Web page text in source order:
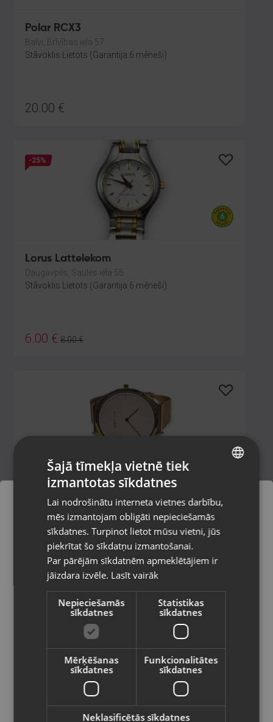
Polar RCX3
Balvi, Brīvības iela 57
Stāvoklis Lietots (Garantija 6 mēneši)
20.00 €
-25%
Lorus Lattelekom
Daugavpils, Saules iela 55
Stāvoklis Lietots (Garantija 6 mēneši)
6.00 € 8.00€
Bering 17039-334
Liepāja, Lielā iela 4
Stāvoklis Lietots (Garantija 6 mēneši)
45.00€
Certina C001617A
Pasūtījumi tiks piegādāti uz
izvēlēto valsti
Vietnes saturs būs attēlots izvēlētajā
valodā
Valsts
Latviešu / Latvian
RUSSIAN
Šajā tīmekļa vietnē tiek
izmantotas sīkdatnes
Lai nodrošinātu interneta vietnes darbību,
mēs izmantojam obligāti nepieciešamās
sīkdatnes. Turpinot lietot mūsu vietni, jūs
piekrītat šo sīkdatņu izmantošanai.
Par pārējām sīkdatnēm apmeklētājiem ir
jāizdara izvēle. Lasīt vairāk
Nepieciešamās
sīkdatnes
Statistikas
sīkdatnes
Mērķēšanas
sīkdatnes
Funkcionalitātes
sīkdatnes
Neklasificētās sīkdatnes